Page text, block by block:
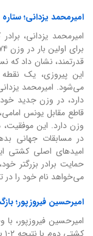
امیرمحمد یزدانی؛ ستاره جدید
امیرمحمد یزدانی،
قدرتمند، نشان داد که
این پیروزی، یک
دارد، در وزن جدید
قاطع مقابل یونس
وزن دارد. این
در مسابقات جهانی
حمایت برادر بزرگتر
می‌خواهد نام خود را در
امیرحسین فیروزپور؛
امیرحسین فیروزپور،